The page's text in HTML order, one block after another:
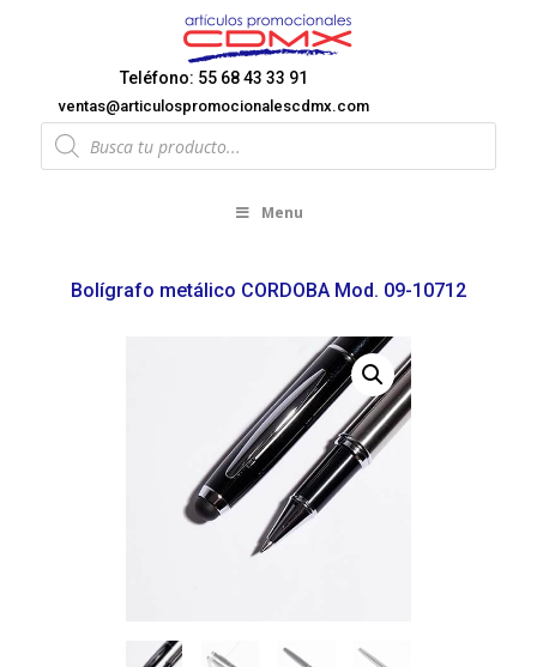
Teléfono: 55 68 43 33 91
ventas@articulospromocionalescdmx.com
Products
search
Menu
Bolígrafo metálico CORDOBA Mod. 09-10712